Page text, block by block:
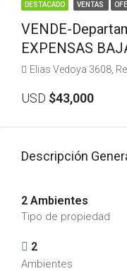
DESTACADO VENTAS
VENDE-
EXPENSAS
Elias Vedoya 3608,
USD $43,000
Descripción
2 Ambientes
Tipo de propiedad
2
Ambientes